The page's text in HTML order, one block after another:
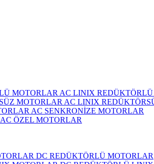
AC LINIX
AC LINIX
AC SENKRONİZE MOTORLAR
AC ÖZEL MOTORLAR
DC REDÜKTÖRLÜ MOTORLAR